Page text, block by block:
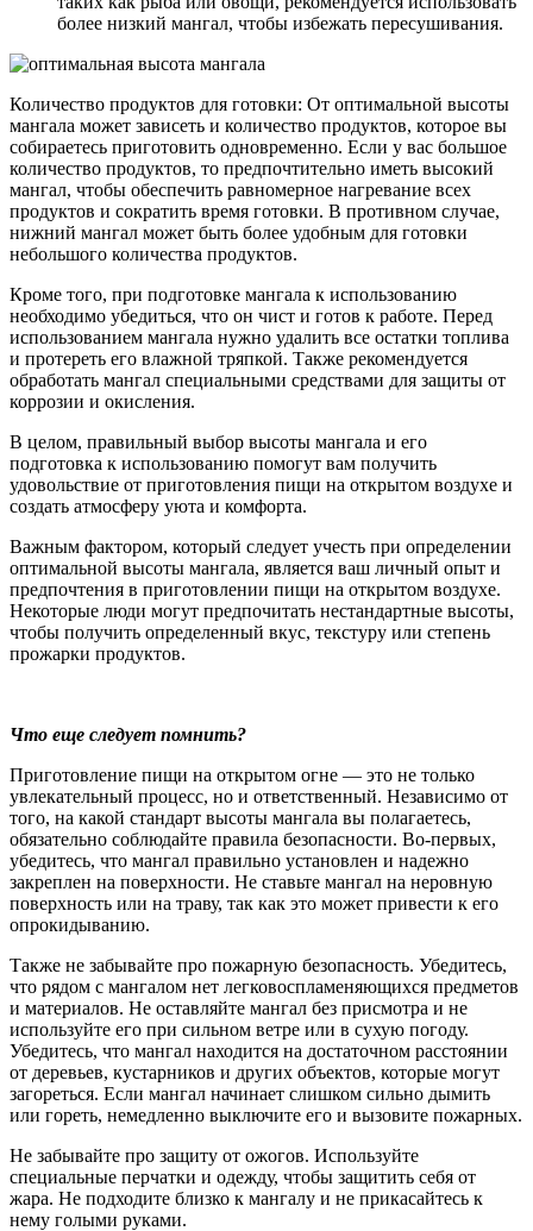
более низкий мангал, чтобы избежать пересушивания.
Количество продуктов для готовки: От оптимальной высоты
мангала может зависеть и количество продуктов, которое вы
собираетесь приготовить одновременно. Если у вас большое
количество продуктов, то предпочтительно иметь высокий
мангал, чтобы обеспечить равномерное нагревание всех
продуктов и сократить время готовки. В противном случае,
нижний мангал может быть более удобным для готовки
небольшого количества продуктов.
Кроме того, при подготовке мангала к использованию
необходимо убедиться, что он чист и готов к работе. Перед
использованием мангала нужно удалить все остатки топлива
и протереть его влажной тряпкой. Также рекомендуется
обработать мангал специальными средствами для защиты от
коррозии и окисления.
В целом, правильный выбор высоты мангала и его
подготовка к использованию помогут вам получить
удовольствие от приготовления пищи на открытом воздухе и
создать атмосферу уюта и комфорта.
Важным фактором, который следует учесть при определении
оптимальной высоты мангала, является ваш личный опыт и
предпочтения в приготовлении пищи на открытом воздухе.
Некоторые люди могут предпочитать нестандартные высоты,
чтобы получить определенный вкус, текстуру или степень
прожарки продуктов.
Что еще следует помнить?
Приготовление пищи на открытом огне — это не только
увлекательный процесс, но и ответственный. Независимо от
того, на какой стандарт высоты мангала вы полагаетесь,
обязательно соблюдайте правила безопасности. Во-первых,
убедитесь, что мангал правильно установлен и надежно
закреплен на поверхности. Не ставьте мангал на неровную
поверхность или на траву, так как это может привести к его
опрокидыванию.
Также не забывайте про пожарную безопасность. Убедитесь,
что рядом с мангалом нет легковоспламеняющихся предметов
и материалов. Не оставляйте мангал без присмотра и не
используйте его при сильном ветре или в сухую погоду.
Убедитесь, что мангал находится на достаточном расстоянии
от деревьев, кустарников и других объектов, которые могут
загореться. Если мангал начинает слишком сильно дымить
или гореть, немедленно выключите его и вызовите пожарных.
Не забывайте про защиту от ожогов. Используйте
специальные перчатки и одежду, чтобы защитить себя от
жара. Не подходите близко к мангалу и не прикасайтесь к
нему голыми руками.